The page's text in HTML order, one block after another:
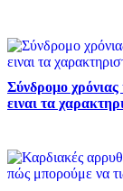
Σύνδρομο
ειναι τα